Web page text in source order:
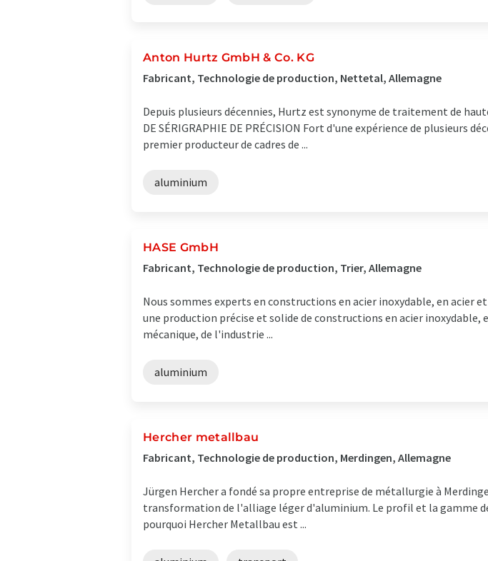
Anton Hurtz GmbH & Co. KG
Fabricant, Technologie de production, Nettetal, Allemagne
Depuis plusieurs décennies, Hurtz est synonyme de traitement de
DE SÉRIGRAPHIE DE PRÉCISION Fort d'une expérience de plusieurs
premier producteur de cadres de ...
aluminium
HASE GmbH
Fabricant, Technologie de production, Trier, Allemagne
Nous sommes experts en constructions en acier inoxydable, en acier
une production précise et solide de constructions en acier
mécanique, de l'industrie ...
aluminium
Hercher metallbau
Fabricant, Technologie de production, Merdingen, Allemagne
Jürgen Hercher a fondé sa propre entreprise de métallurgie à
transformation de l'alliage léger d'aluminium. Le profil et la gamme
pourquoi Hercher Metallbau est ...